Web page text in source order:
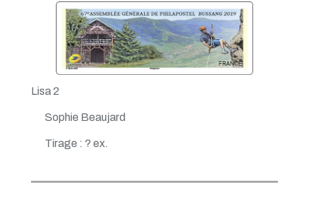
Lisa 2
Sophie Beaujard
Tirage : ? ex.